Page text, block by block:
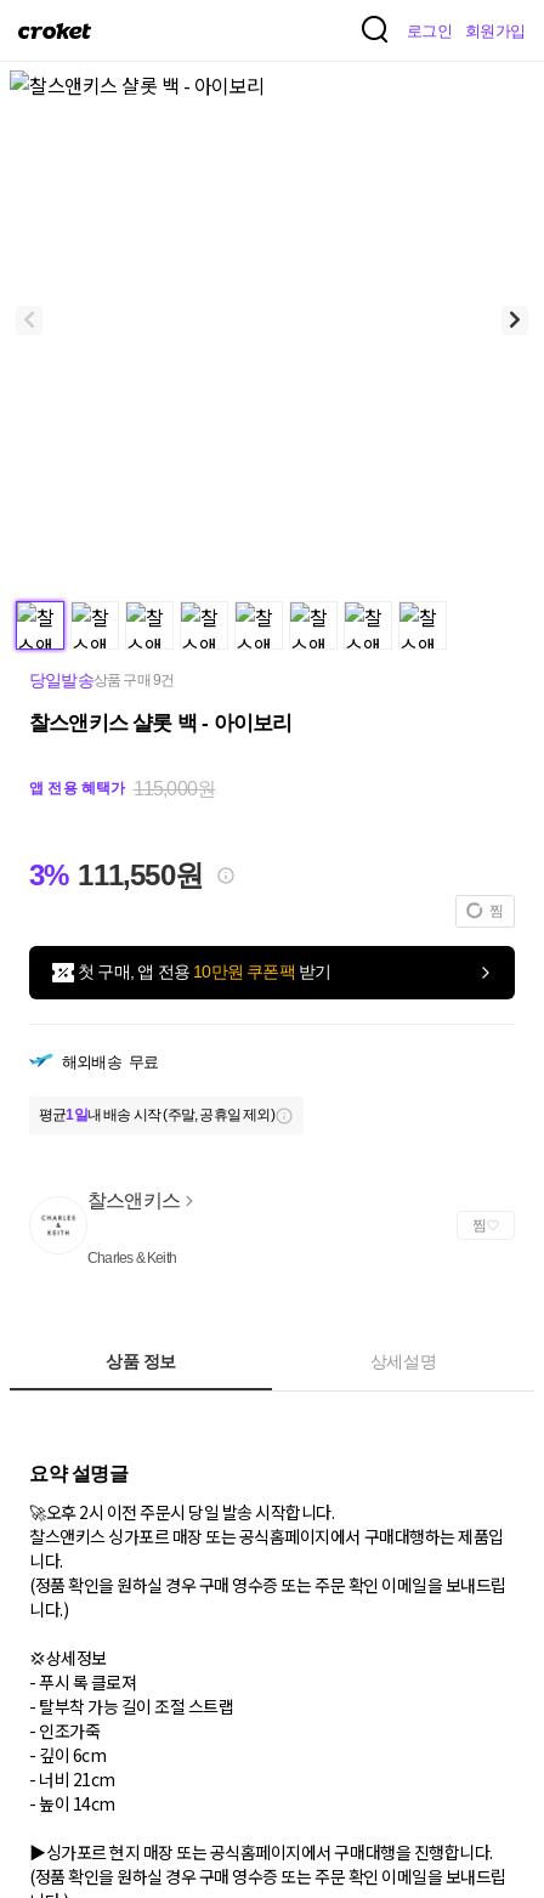
크
켓
로그인 회원가입
당일발송상품 구매 9건
찰스앤키스 샬롯 백 - 아이보리
앱 전용 혜택가 115,000원
3% 111,550원
찜
첫 구매, 앱 전용 10만원 쿠폰팩 받기
해외배송 무료
평균1일내 배송 시작 (주말, 공휴일 제외)
찰스앤키스
Charles & Keith
찜
상품 정보 상세설명
요약 설명글
🚀오후 2시 이전 주문시 당일 발송 시작합니다.
찰스앤키스 싱가포르 매장 또는 공식홈페이지에서 구매대행하는 제품입
니다.
(정품 확인을 원하실 경우 구매 영수증 또는 주문 확인 이메일을 보내드립
니다.)
💢상세정보
- 푸시 록 클로져
- 탈부착 가능 길이 조절 스트랩
- 인조가죽
- 깊이 6cm
- 너비 21cm
- 높이 14cm
▶️싱가포르 현지 매장 또는 공식홈페이지에서 구매대행을 진행합니다.
(정품 확인을 원하실 경우 구매 영수증 또는 주문 확인 이메일을 보내드립